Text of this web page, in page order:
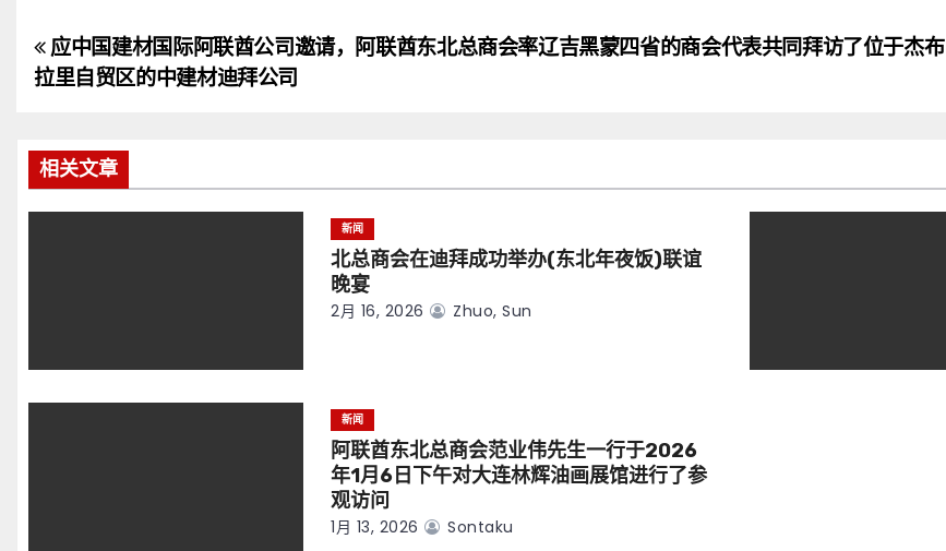
文
章
导
航
应中国建材国际阿联酋公司邀请，阿联酋东北总商会率辽吉黑蒙四省的商会代表共同拜访了位于杰布
拉里自贸区的中建材迪拜公司
相关文章
新闻
北总商会在迪拜成功举办(东北年夜饭)联谊
晚宴
2月 16, 2026 Zhuo, Sun
新闻
阿联酋东北总商会范业伟先生一行于2026
年1月6日下午对大连林辉油画展馆进行了参
观访问
1月 13, 2026 Sontaku